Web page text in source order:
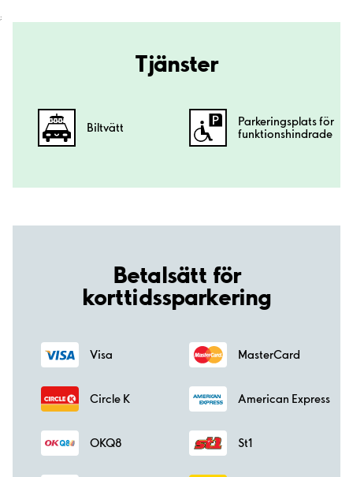
;
Tjänster
Biltvätt
Parkeringsplats för
funktionshindrade
Betalsätt för
korttidssparkering
Visa MasterCard
Circle K American Express
OKQ8 St1